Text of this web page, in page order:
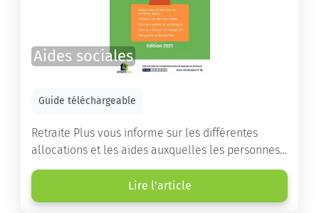
Aides sociales
Guide téléchargeable
Retraite Plus vous informe sur les différentes
allocations et les aides auxquelles les personnes
âgées ont droit pour financer un séjour en maison
de retraite ou un maintien à domicile.
Lire l'article